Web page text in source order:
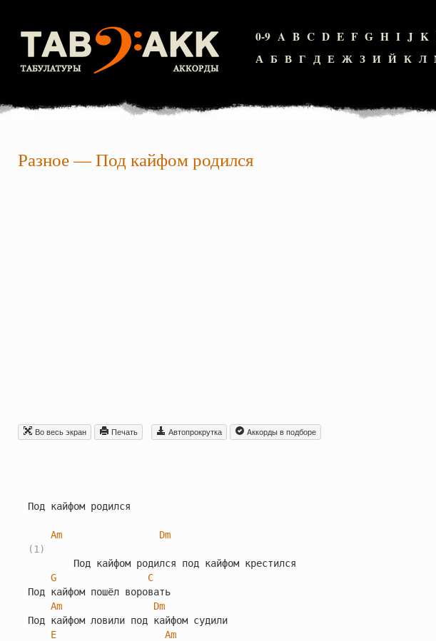
0-9 A B C D E F G H I J K
А Б В Г Д Е Ж З И Й К Л
Разное—Под кайфом родился
Во весь экран Печать Автопрокрутка Aккорды в подборе
Под кайфом родился
Am
Dm
(1)
        Под кайфом родился под кайфом крестился
G
C
Под кайфом пошёл воровать
Am
Dm
Под кайфом ловили под кайфом судили
E
Am